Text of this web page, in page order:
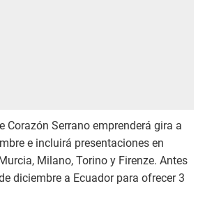
Corazón Serrano emprenderá gira a
e incluirá presentaciones en
Milano, Torino y Firenze. Antes
diciembre a Ecuador para ofrecer 3